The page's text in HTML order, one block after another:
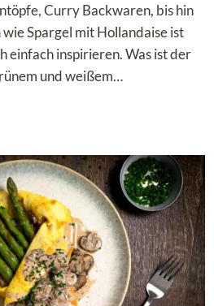
Curry Backwaren, bis hin
Spargel mit Hollandaise ist
einfach inspirieren. Was ist der
und weißem…